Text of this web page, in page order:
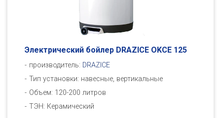
Электрический бойлер DRAZICE OKСE 125
производитель: DRAZICE
Тип установки: навесные, вертикальные
Объем: 120-200 литров
ТЭН: Керамический